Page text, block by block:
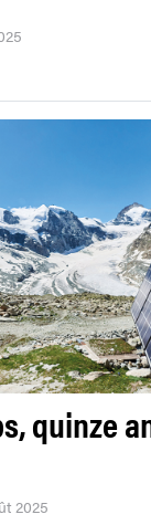
quinze
2025